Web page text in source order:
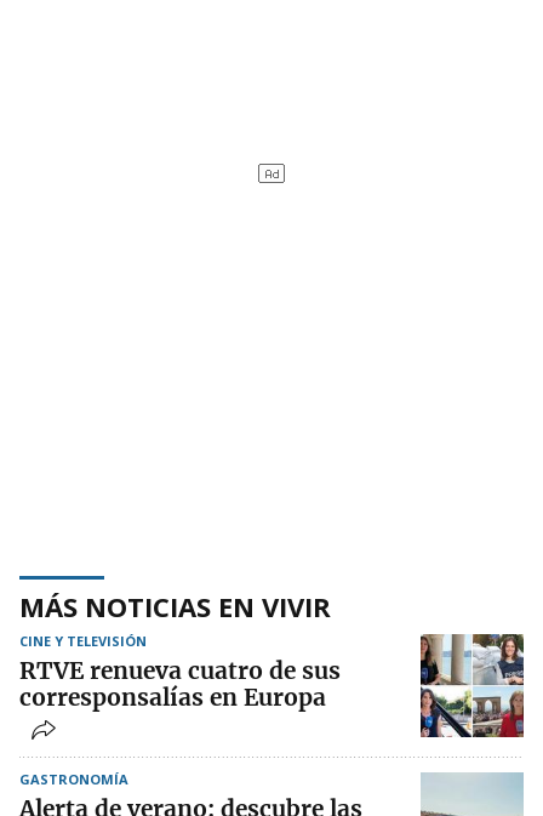
MÁS NOTICIAS EN VIVIR
CINE Y TELEVISIÓN
RTVE renueva cuatro de sus
corresponsalías en Europa
GASTRONOMÍA
Alerta de verano: descubre las